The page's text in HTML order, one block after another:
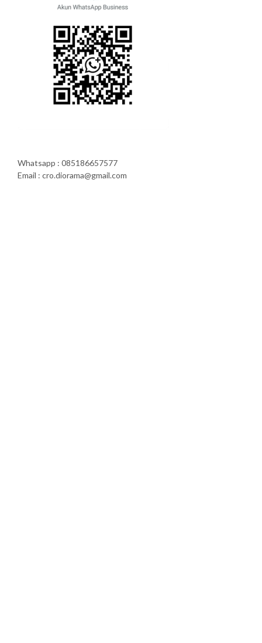
Whatsapp : 085186657577
Email : cro.diorama@gmail.com